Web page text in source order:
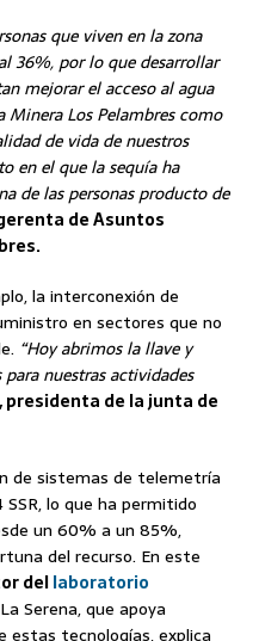
que viven en la zona
36%, por lo que desarrollar
mejorar el acceso al agua
Los Pelambres como
de vida de nuestros
en el que la sequía ha
de las personas producto de
de Asuntos
la interconexión de
en sectores que no
“Hoy abrimos la llave y
nuestras actividades
presidenta de la junta de
de sistemas de telemetría
lo que ha permitido
un 60% a un 85%,
del recurso. En este
dellaboratorio
Serena, que apoya
estas tecnologías, explica